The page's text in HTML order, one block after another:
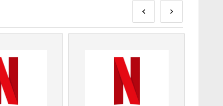
prodotto digitale.
Us form
ricevere più di un codice.